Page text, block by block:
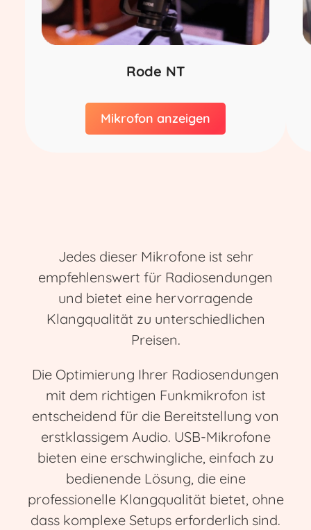
Rode NT
Mikrofon anzeigen
Jedes dieser Mikrofone ist sehr
empfehlenswert für Radiosendungen
und bietet eine hervorragende
Klangqualität zu unterschiedlichen
Preisen.
Die Optimierung Ihrer Radiosendungen
mit dem richtigen Funkmikrofon ist
entscheidend für die Bereitstellung von
erstklassigem Audio. USB-Mikrofone
bieten eine erschwingliche, einfach zu
bedienende Lösung, die eine
professionelle Klangqualität bietet, ohne
dass komplexe Setups erforderlich sind.